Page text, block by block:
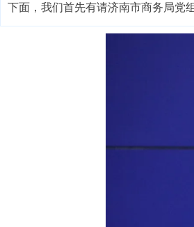
下面，我们首先有请济南市商务局党